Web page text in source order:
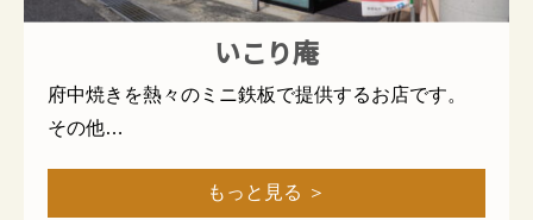
いこり庵
府中焼きを熱々のミニ鉄板で提供するお店です。
その他…
もっと見る ＞